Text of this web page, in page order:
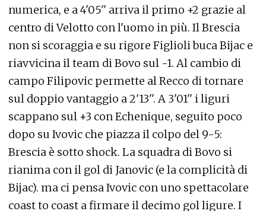
numerica, e a 4'05'' arriva il primo +2 grazie al
centro di Velotto con l'uomo in più. Il Brescia
non si scoraggia e su rigore Figlioli buca Bijac e
riavvicina il team di Bovo sul -1. Al cambio di
campo Filipovic permette al Recco di tornare
sul doppio vantaggio a 2'13''. A 3'01'' i liguri
scappano sul +3 con Echenique, seguito poco
dopo su Ivovic che piazza il colpo del 9-5:
Brescia è sotto shock. La squadra di Bovo si
rianima con il gol di Janovic (e la complicità di
Bijac). ma ci pensa Ivovic con uno spettacolare
coast to coast a firmare il decimo gol ligure. I